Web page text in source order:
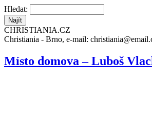
Hledat:
CHRISTIANIA.CZ
Christiania - Brno, e-mail:
Místo domova – Luboš